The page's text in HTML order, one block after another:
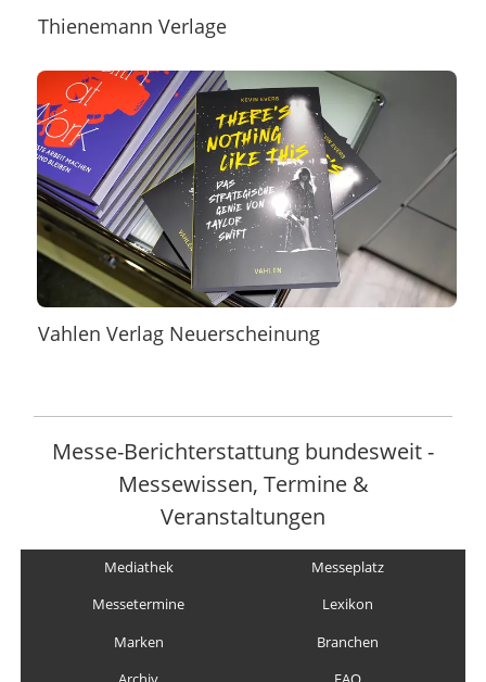
Thienemann Verlage
Vahlen Verlag Neuerscheinung
Messe-Berichterstattung bundesweit -
Messewissen, Termine &
Veranstaltungen
Mediathek
Messeplatz
Messetermine
Lexikon
Marken
Branchen